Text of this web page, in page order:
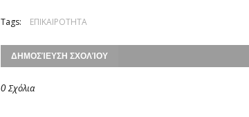
Tags: ΕΠΙΚΑΙΡΟΤΗΤΑ
ΔΗΜΟΣΊΕΥΣΗ ΣΧΟΛΊΟΥ
0 Σχόλια